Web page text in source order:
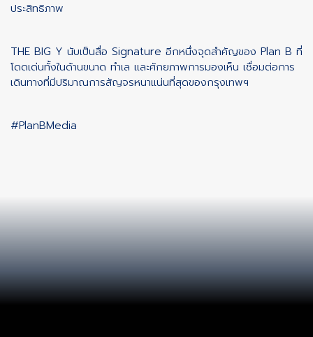
ประสิทธิภาพ
THE BIG Y นับเป็นสื่อ Signature อีกหนึ่งจุดสำคัญของ Plan B ที่
โดดเด่นทั้งในด้านขนาด ทำเล และศักยภาพการมองเห็น เชื่อมต่อการ
เดินทางที่มีปริมาณการสัญจรหนาแน่นที่สุดของกรุงเทพฯ
#PlanBMedia